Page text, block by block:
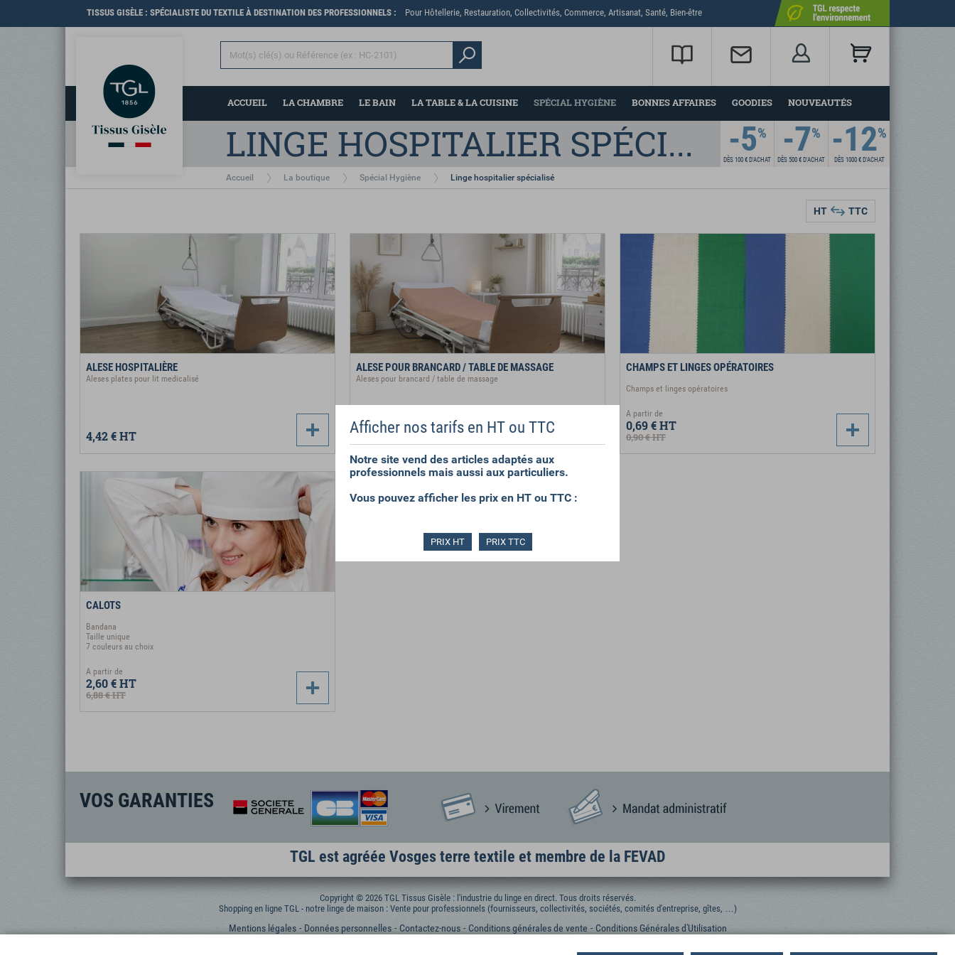
ACCUEIL LA CHAMBRE LE BAIN LA TABLE & LA CUISINE SPÉCIAL HYGIÈNE BONNES AFFAIRES GOODIES NOUVEAUTÉS
LINGE HOSPITALIER SPÉCIALISÉ
Accueil La boutique Spécial Hygiène Linge hospitalier spécialisé
HT TTC
ALESE HOSPITALIÈRE
Aleses plates pour lit medicalisé
4,42 €HT
ALESE POUR BRANCARD / TABLE DE MASSAGE
Aleses pour brancard / table de massage
1,49 €HT
4,53 € HT
CHAMPS ET LINGES OPÉRATOIRES
Champs et linges opératoires
A partir de
0,69 €HT
0,90 €HT
CALOTS
Bandana
Taille unique
7 couleurs au choix
A partir de
2,60 €HT
6,88 €HT
VOS GARANTIES
TGL est agréée Vosges terre textile et membre de la FEVAD
TISSUS GISÈLE : SPÉCIALISTE DU TEXTILE À DESTINATION DES PROFESSIONNELS : Pour Hôtellerie, Restauration, Collectivités, Commerce, Artisanat, Santé, Bien-être
Copyright © 2026 TGL Tissus Gisèle : l'industrie du linge en direct. Tous droits réservés.
Shopping en ligne TGL - notre linge de maison : Vente pour professionnels (fournisseurs, collectivités, sociétés, comités d'entreprise, gîtes, …)
Mentions légales Données personnelles Contactez-nous Conditions générales de vente Conditions Générales d'Utilisation
-5%
DÈS 100 € D'ACHAT
-7%
DÈS 500 € D'ACHAT
-12%
DÈS 1000 € D'ACHAT
Afficher nos tarifs en HT ou TTC
Notre site vend des articles adaptés aux
professionnels mais aussi aux particuliers.
Vous pouvez afficher les prix en HT ou TTC :
PRIX HT PRIX TTC